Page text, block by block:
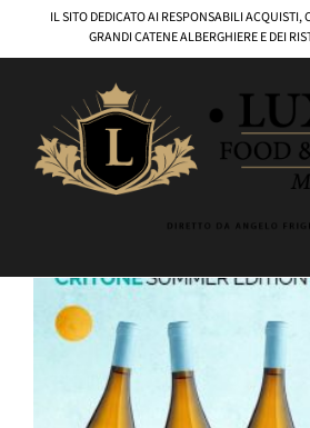
contenuto
IL SITO DEDICATO AI RESPONSABILI ACQUISTI,
GRANDI CATENE ALBERGHIERE E DEI